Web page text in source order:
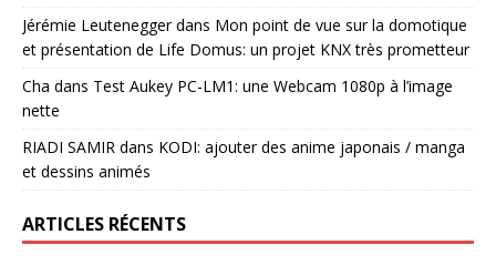
Jérémie Leuteneggerdans Mon point de vue sur la domotique
et présentation de Life Domus: un projet KNX très prometteur
Cha dans Test Aukey PC-LM1: une Webcam 1080p à l’image
nette
RIADI SAMIR dans KODI: ajouter des anime japonais / manga
et dessins animés
ARTICLES RÉCENTS